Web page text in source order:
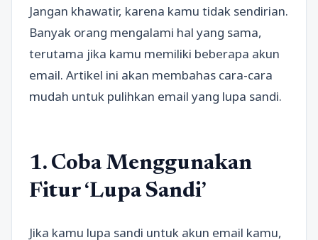
Jangan khawatir, karena kamu tidak sendirian.
Banyak orang mengalami hal yang sama,
terutama jika kamu memiliki beberapa akun
email. Artikel ini akan membahas cara-cara
mudah untuk pulihkan email yang lupa sandi.
1. Coba Menggunakan
Fitur ‘Lupa Sandi’
Jika kamu lupa sandi untuk akun email kamu,